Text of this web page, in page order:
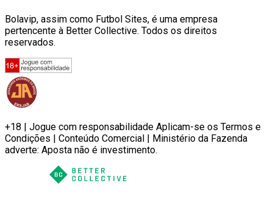
Bolavip, assim como Futbol Sites, é uma empresa
pertencente à Better Collective. Todos os direitos
reservados.
+18 | Jogue com responsabilidade Aplicam-se os Termos e
Condições | Conteúdo Comercial | Ministério da Fazenda
adverte: Aposta não é investimento.